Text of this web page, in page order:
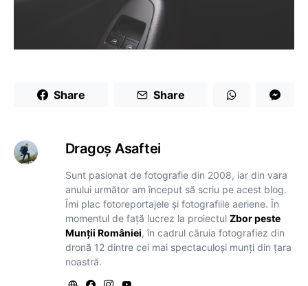
Share Share
Dragoş Asaftei
Sunt pasionat de fotografie din 2008, iar din vara
anului următor am început să scriu pe acest blog.
Îmi plac fotoreportajele și fotografiile aeriene. În
momentul de față lucrez la proiectul Zbor peste
Munții României, în cadrul căruia fotografiez din
dronă 12 dintre cei mai spectaculoși munți din țara
noastră.